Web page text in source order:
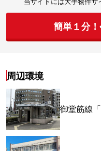
簡単１分
周辺環境
御堂筋線